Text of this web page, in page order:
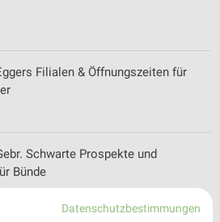
Filialen & Öffnungszeiten für
Schwarte Prospekte und
Bünde
Datenschutzbestimmungen